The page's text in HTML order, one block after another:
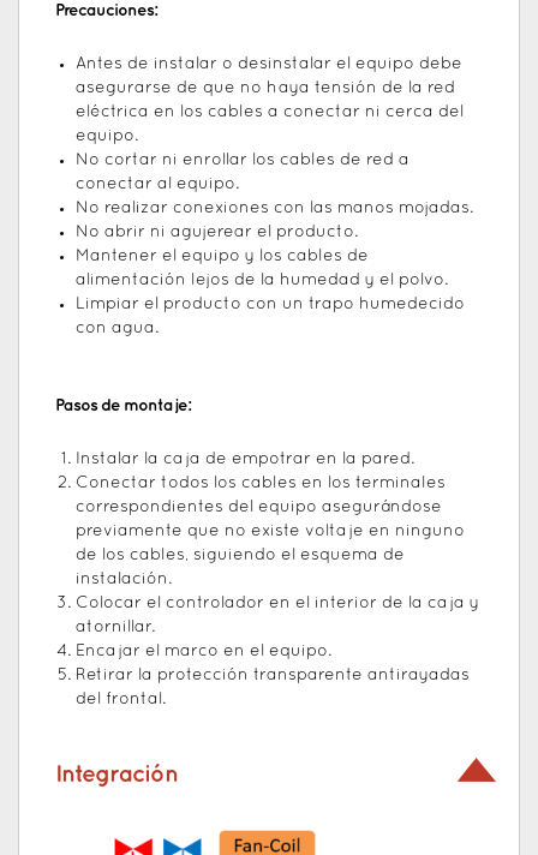
Precauciones:
Antes de instalar o desinstalar el equipo debe
asegurarse de que no haya tensión de la red
eléctrica en los cables a conectar ni cerca del
equipo.
No cortar ni enrollar los cables de red a
conectar al equipo.
No realizar conexiones con las manos mojadas.
No abrir ni agujerear el producto.
Mantener el equipo y los cables de
alimentación lejos de la humedad y el polvo.
Limpiar el producto con un trapo humedecido
con agua.
Pasos de montaje:
Instalar la caja de empotrar en la pared.
Conectar todos los cables en los terminales
correspondientes del equipo asegurándose
previamente que no existe voltaje en ninguno
de los cables, siguiendo el esquema de
instalación.
Colocar el controlador en el interior de la caja y
atornillar.
Encajar el marco en el equipo.
Retirar la protección transparente antirayadas
del frontal.
Integración